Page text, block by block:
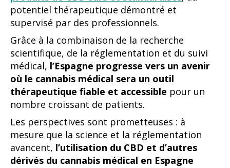
potentiel thérapeutique démontré et
supervisé par des professionnels.
Grâce à la combinaison de la recherche
scientifique, de la réglementation et du suivi
médical, l’Espagne progresse vers un avenir
où le cannabis médical sera un outil
thérapeutique fiable et accessible pour un
nombre croissant de patients.
Les perspectives sont prometteuses : à
mesure que la science et la réglementation
avancent, l’utilisation du CBD et d’autres
dérivés du cannabis médical en Espagne